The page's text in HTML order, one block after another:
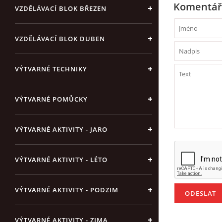
VZDĚLÁVACÍ BLOK BŘEZEN
VZDĚLÁVACÍ BLOK DUBEN
VÝTVARNÉ TECHNIKY
VÝTVARNÉ POMŮCKY
VÝTVARNÉ AKTIVITY - JARO
VÝTVARNÉ AKTIVITY - LÉTO
VÝTVARNÉ AKTIVITY - PODZIM
VÝTVARNÉ AKTIVITY - ZIMA